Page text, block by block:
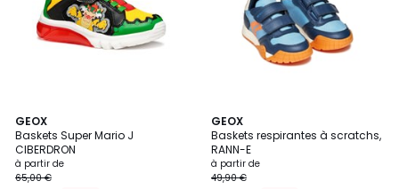
GEOX
Baskets Super Mario J
CIBERDRON
à partir de
65,00 €
GEOX
Baskets respirantes à scratchs,
RANN-E
à partir de
49,90 €
3
Couleurs